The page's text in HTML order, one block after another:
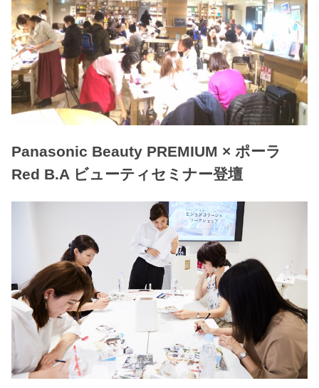
Panasonic Beauty PREMIUM × ポーラ
Red B.A ビューティセミナー登壇